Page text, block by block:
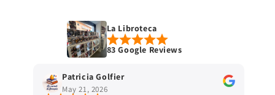
La Libroteca
83 Google Reviews
Patricia Golfier
May 21, 2026